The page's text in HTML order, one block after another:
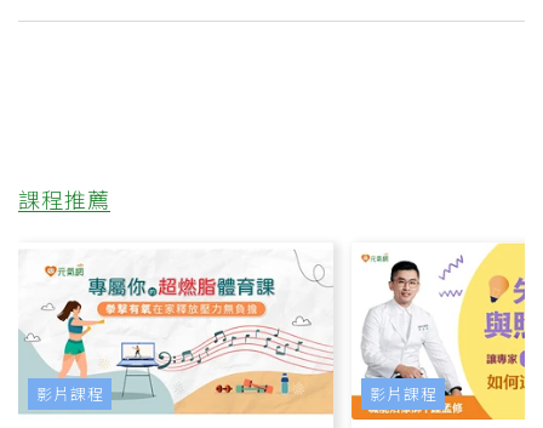
課程推薦
影片課程 影片課程